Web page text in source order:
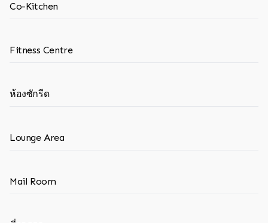
Co-Kitchen
Fitness Centre
ห้องซักรีด
Lounge Area
Mail Room